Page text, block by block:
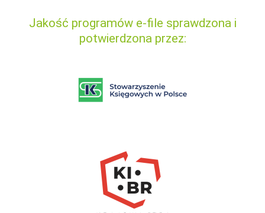
Jakość programów e-file sprawdzona i
potwierdzona przez: